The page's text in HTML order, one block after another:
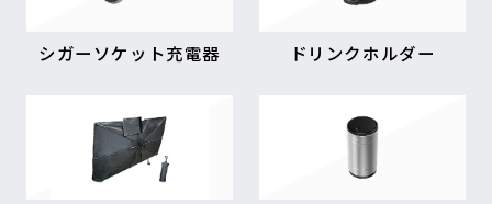
シガーソケット充電器 ドリンクホルダー